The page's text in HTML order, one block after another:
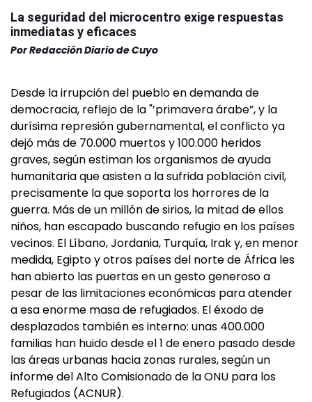
La seguridad del microcentro exige respuestas
inmediatas y eficaces
PorRedacción Diario de Cuyo
Desde la irrupción del pueblo en demanda de
democracia, reflejo de la "’primavera árabe”, y la
durísima represión gubernamental, el conflicto ya
dejó más de 70.000 muertos y 100.000 heridos
graves, según estiman los organismos de ayuda
humanitaria que asisten a la sufrida población civil,
precisamente la que soporta los horrores de la
guerra. Más de un millón de sirios, la mitad de ellos
niños, han escapado buscando refugio en los países
vecinos. El Líbano, Jordania, Turquía, Irak y, en menor
medida, Egipto y otros países del norte de África les
han abierto las puertas en un gesto generoso a
pesar de las limitaciones económicas para atender
a esa enorme masa de refugiados. El éxodo de
desplazados también es interno: unas 400.000
familias han huido desde el 1 de enero pasado desde
las áreas urbanas hacia zonas rurales, según un
informe del Alto Comisionado de la ONU para los
Refugiados (ACNUR).